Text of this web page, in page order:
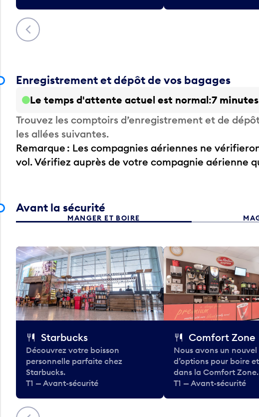
Précédent
Enregistrement et dépôt de vos bagages
Le temps d'attente actuel est normal 7 minutes
Trouvez les comptoirs d’enregistrement et de
les allées suivantes.
Remarque : Les compagnies aériennes ne
vol. Vérifiez auprès de votre compagnie aérienne
Avant la sécurité
MANGER ET BOIRE
Précédent
Starbucks
Découvrez votre boisson
personnelle parfaite chez
Starbucks.
T1 — Avant-sécurité
Comfort Zone
Nous avons un
d’options pour boire
dans la Comfort Zone.
T1 — Avant-sécurité